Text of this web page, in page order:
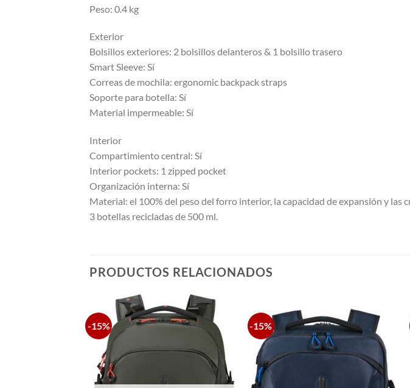
Peso: 0.4 kg
Exterior
Bolsillos exteriores: 2 bolsillos delanteros & 1 bolsillo trasero
Smart Sleeve: Sí
Correas de mochila: ergonomic backpack straps
Soporte para botella: Sí
Material impermeable: Sí
Interior
Compartimiento central: Sí
Interior pockets: 1 zipped pocket
Organización interna: Sí
Material: el 100% del peso del forro interior, la capacidad de expansión y
3 botellas recicladas de 500 ml.
PRODUCTOS RELACIONADOS
-15% -15%